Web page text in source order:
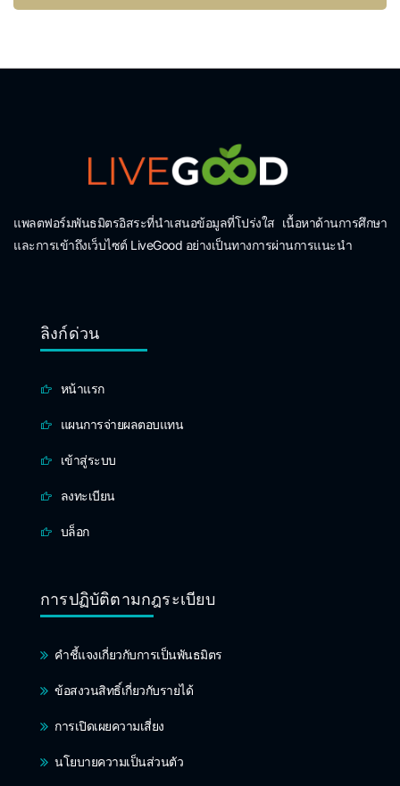
แพลตฟอร์มพันธมิตรอิสระที่นำเสนอข้อมูลที่โปร่งใส เนื้อหาด้านการศึกษา
และการเข้าถึงเว็บไซต์ LiveGood อย่างเป็นทางการผ่านการแนะนำ
ลิงก์ด่วน
หน้าแรก
แผนการจ่ายผลตอบแทน
เข้าสู่ระบบ
ลงทะเบียน
บล็อก
การปฏิบัติตามกฎระเบียบ
คำชี้แจงเกี่ยวกับการเป็นพันธมิตร
ข้อสงวนสิทธิ์เกี่ยวกับรายได้
การเปิดเผยความเสี่ยง
นโยบายความเป็นส่วนตัว